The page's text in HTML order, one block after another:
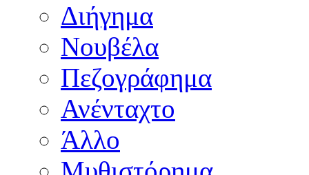
Διήγημα
Νουβέλα
Πεζογράφημα
Ανένταχτο
Άλλο